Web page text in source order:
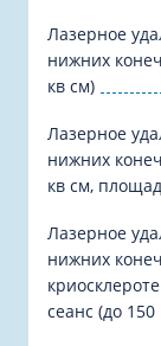
Лазерное
нижних
кв см)
Лазерное
нижних
кв см,
Лазерное
нижних
сеанс (до 150